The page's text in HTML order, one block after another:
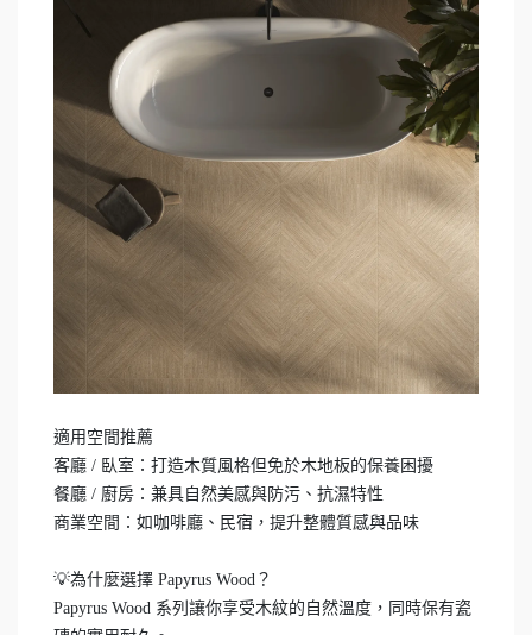
適用空間推薦
客廳 / 臥室：打造木質風格但免於木地板的保養困擾
餐廳 / 廚房：兼具自然美感與防污、抗濕特性
商業空間：如咖啡廳、民宿，提升整體質感與品味
💡為什麼選擇 Papyrus Wood？
Papyrus Wood 系列讓你享受木紋的自然溫度，同時保有瓷